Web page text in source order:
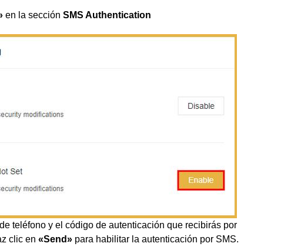
en la sección SMS Authentication
teléfono y el código de autenticación que recibirás por
clic en «Send» para habilitar la autenticación por SMS.